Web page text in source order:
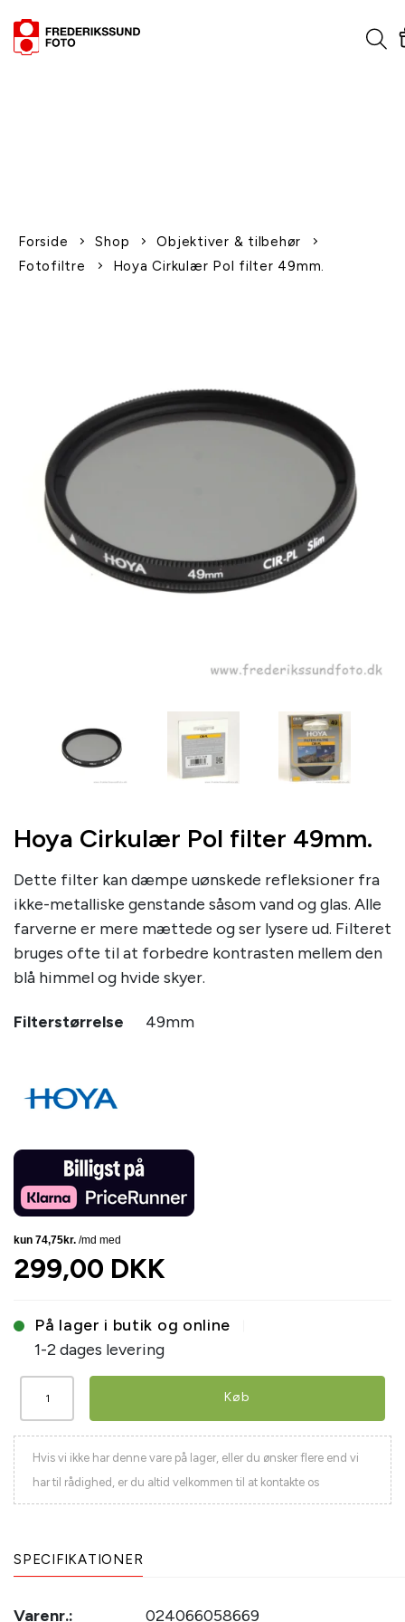
Forside Shop
Objektiver & tilbehør
Fotofiltre
Hoya Cirkulær Pol filter 49mm.
Hoya Cirkulær Pol filter 49mm.
Dette filter kan dæmpe uønskede refleksioner fra
ikke-metalliske genstande såsom vand og glas. Alle
farverne er mere mættede og ser lysere ud. Filteret
bruges ofte til at forbedre kontrasten mellem den
blå himmel og hvide skyer.
Filterstørrelse 49mm
299,00 DKK
På lager i butik og online
1-2 dages levering
Køb
Hvis vi ikke har denne vare på lager, eller du ønsker flere end vi
har til rådighed, er du altid velkommen til at kontakte os
SPECIFIKATIONER
Varenr.: 024066058669